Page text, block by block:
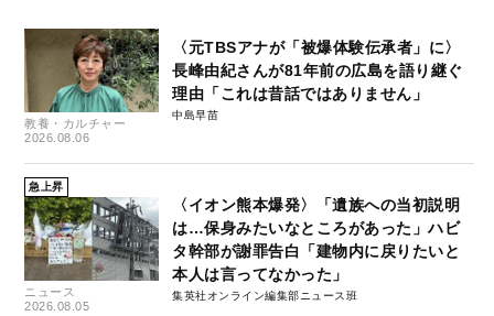
教養・カルチャー
2026.08.06
〈元TBSアナが「被爆体験伝承者」に〉
長峰由紀さんが81年前の広島を語り継ぐ
理由「これは昔話ではありません」
中島早苗
急上昇
ニュース
2026.08.05
〈イオン熊本爆発〉「遺族への当初説明
は…保身みたいなところがあった」ハビ
タ幹部が謝罪告白「建物内に戻りたいと
本人は言ってなかった」
集英社オンライン編集部ニュース班